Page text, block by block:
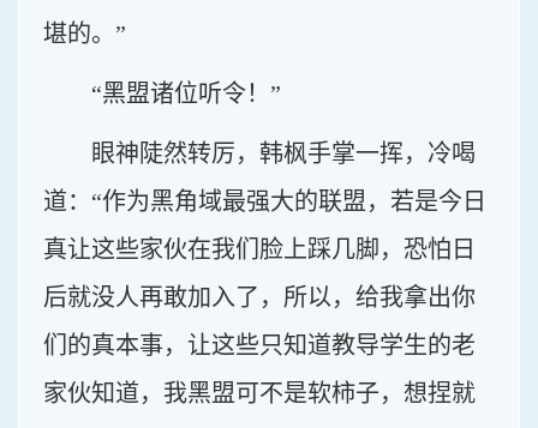
堪的。”
“黑盟诸位听令！”
眼神陡然转厉，韩枫手掌一挥，冷喝
道：“作为黑角域最强大的联盟，若是今日
真让这些家伙在我们脸上踩几脚，恐怕日
后就没人再敢加入了，所以，给我拿出你
们的真本事，让这些只知道教导学生的老
家伙知道，我黑盟可不是软柿子，想捏就